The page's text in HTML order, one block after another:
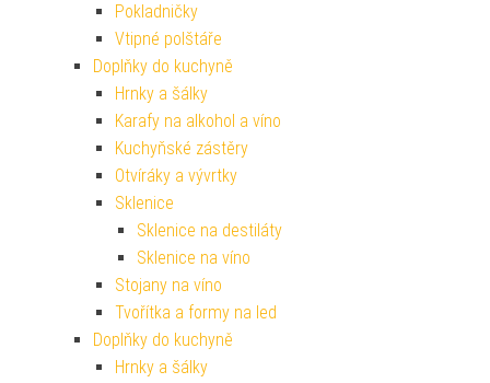
Pokladničky
Vtipné polštáře
Doplňky do kuchyně
Hrnky a šálky
Karafy na alkohol a víno
Kuchyňské zástěry
Otvíráky a vývrtky
Sklenice
Sklenice na destiláty
Sklenice na víno
Stojany na víno
Tvořítka a formy na led
Doplňky do kuchyně
Hrnky a šálky